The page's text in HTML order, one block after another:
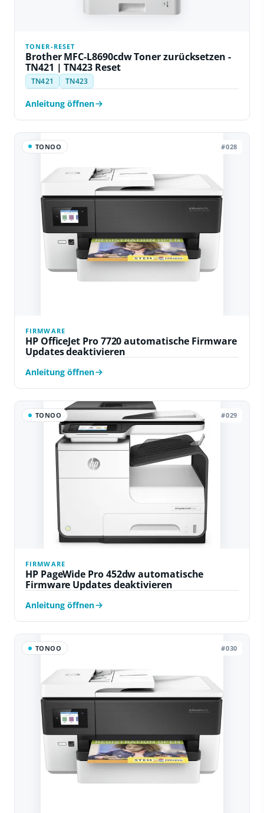
TONER-RESET
Brother MFC-L8690cdw Toner zurücksetzen -
TN421 | TN423 Reset
TN421 TN423
Anleitung öffnen
TONOO #028
FIRMWARE
HP OfficeJet Pro 7720 automatische Firmware
Updates deaktivieren
Anleitung öffnen
TONOO #029
FIRMWARE
HP PageWide Pro 452dw automatische
Firmware Updates deaktivieren
Anleitung öffnen
TONOO #030